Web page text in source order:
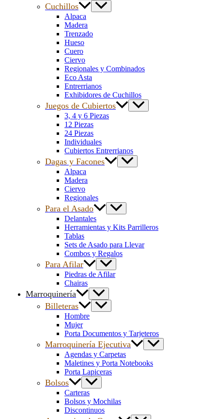
Cuchillos
Alpaca
Madera
Trenzado
Hueso
Cuero
Ciervo
Regionales y Combinados
Eco Asta
Entrerrianos
Exhibidores de Cuchillos
Juegos de Cubiertos
3, 4 y 6 Piezas
12 Piezas
24 Piezas
Individuales
Cubiertos Entrerrianos
Dagas y Facones
Alpaca
Madera
Ciervo
Regionales
Para el Asado
Delantales
Herramientas y Kits Parrilleros
Tablas
Sets de Asado para Llevar
Combos y Regalos
Para Afilar
Piedras de Afilar
Chairas
Marroquinería
Billeteras
Hombre
Mujer
Porta Documentos y Tarjeteros
Marroquinería Ejecutiva
Agendas y Carpetas
Maletines y Porta Notebooks
Porta Lapiceras
Bolsos
Carteras
Bolsos y Mochilas
Discontinuos